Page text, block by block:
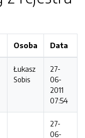
Osoba Data
Łukasz
Sobis
27-
06-
2011
07:54
27-
06-